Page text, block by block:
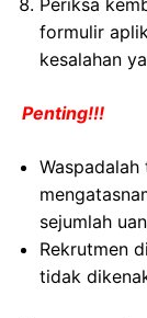
Periksa
formulir
kesalahan
Penting!!!
sejumlah
Rekrutmen
tidak